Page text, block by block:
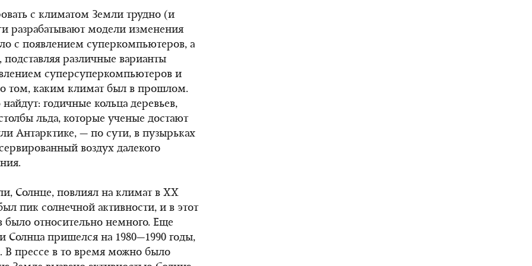
с климатом Земли трудно (и
разрабатывают модели изменения
с появлением суперкомпьютеров, а
подставляя различные варианты
суперсуперкомпьютеров и
том, каким климат был в прошлом.
годичные кольца деревьев,
льда, которые ученые достают
Антарктике, — по сути, в пузырьках
воздух далекого
Солнце, повлиял на климат в XX
пик солнечной активности, и в этот
было относительно немного. Еще
Солнца пришелся на 1980—1990 годы,
В прессе в то время можно было